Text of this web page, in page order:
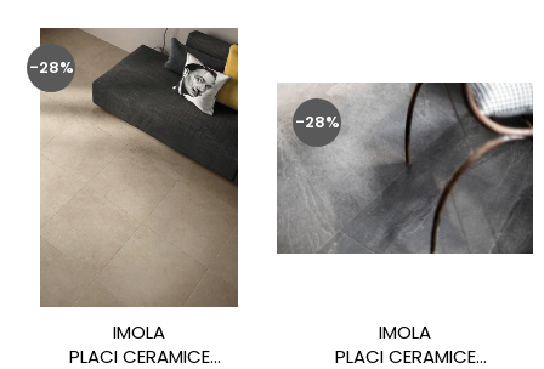
LINNEAR
LOIRA
LOTUS
LUXOR SAND
MADISON
MAGNA
MEMORY
MONTANA
-28%
IMOLA
PLACI CERAMICE
-28%
IMOLA
PLACI CERAMICE